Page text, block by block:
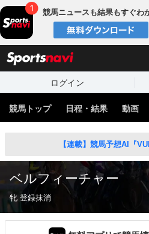
競馬ニュースも結果もすぐわ
ログイン
競馬トップ 日程・結果 動画
【連載】競馬予想AI『
ベルフィーチャー
牝 登録抹消